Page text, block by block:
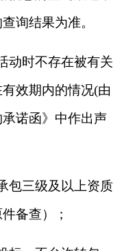
询结果为准。
动时不存在被有关
效期内的情况(由
诺函》中作出声
包三级及以上资质
备查）
；